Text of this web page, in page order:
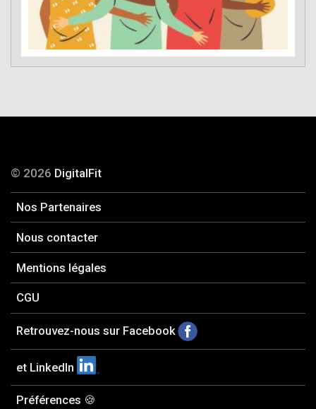
© 2026 DigitalFit
Nos Partenaires
Nous contacter
Mentions légales
CGU
Retrouvez-nous sur Facebook
et LinkedIn
Préférences 🍪